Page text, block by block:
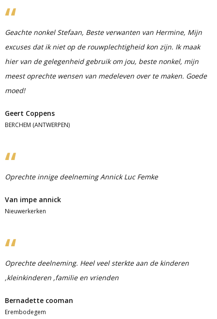
Geachte nonkel Stefaan, Beste verwanten van Hermine, Mijn
excuses dat ik niet op de rouwplechtigheid kon zijn. Ik maak
hier van de gelegenheid gebruik om jou, beste nonkel, mijn
meest oprechte wensen van medeleven over te maken. Goede
moed!
Geert Coppens
BERCHEM (ANTWERPEN)
Oprechte innige deelneming Annick Luc Femke
Van impe annick
Nieuwerkerken
Oprechte deelneming. Heel veel sterkte aan de kinderen
,kleinkinderen ,familie en vrienden
Bernadette cooman
Erembodegem